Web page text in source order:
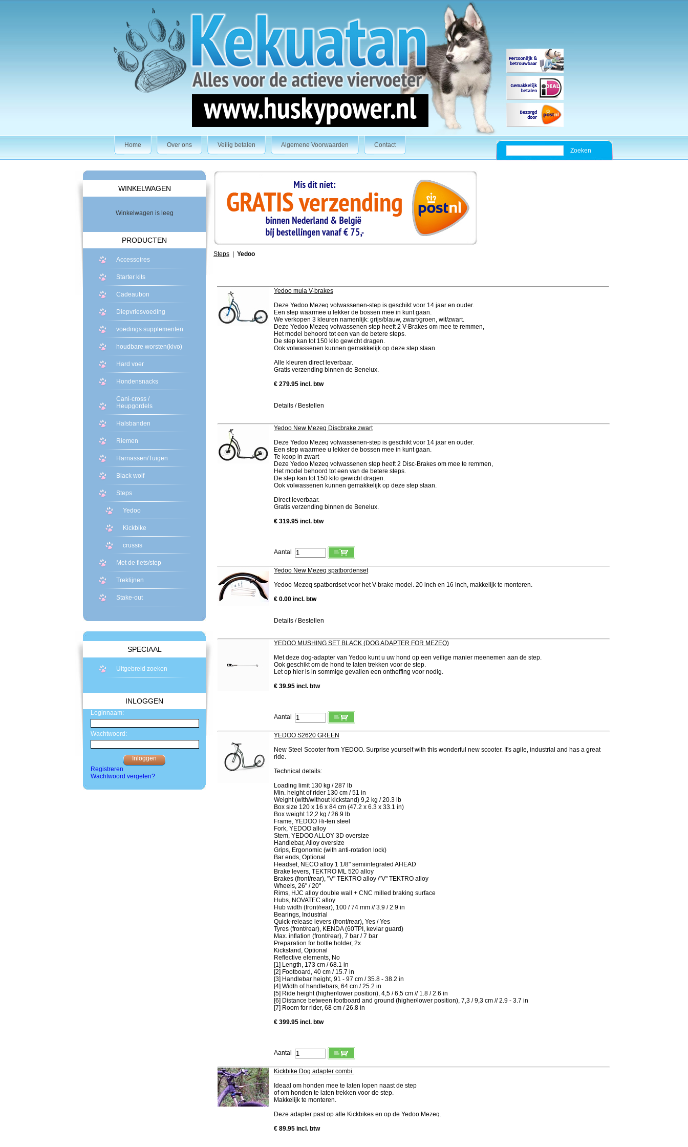
Home Over ons Veilig betalen Algemene Voorwaarden Contact
WINKELWAGEN
Winkelwagen is leeg
PRODUCTEN
Accessoires
Starter kits
Cadeaubon
Diepvriesvoeding
voedings supplementen
houdbare worsten(kivo)
Hard voer
Hondensnacks
Cani-cross /
Heupgordels
Halsbanden
Riemen
Harnassen/Tuigen
Black wolf
Steps
Yedoo
Kickbike
crussis
Met de fiets/step
Treklijnen
Stake-out
SPECIAAL
Uitgebreid zoeken
INLOGGEN
Loginnaam:
Wachtwoord:
Registreren
Wachtwoord vergeten?
Steps Yedoo
Yedoo mula V-brakes
Deze Yedoo Mezeq volwassenen-step is geschikt voor 14 jaar en ouder.
Een step waarmee u lekker de bossen mee in kunt gaan.
We verkopen 3 kleuren namenlijk: grijs/blauw, zwart/groen, wit/zwart.
Deze Yedoo Mezeq volwassenen step heeft 2 V-Brakes om mee te remmen,
Het model behoord tot een van de betere steps.
De step kan tot 150 kilo gewicht dragen.
Ook volwassenen kunnen gemakkelijk op deze step staan.
Alle kleuren direct leverbaar.
Gratis verzending binnen de Benelux.
€ 279.95 incl. btw
Details / Bestellen
Yedoo New Mezeq Discbrake zwart
Deze Yedoo Mezeq volwassenen-step is geschikt voor 14 jaar en ouder.
Een step waarmee u lekker de bossen mee in kunt gaan.
Te koop in zwart
Deze Yedoo Mezeq volwassenen step heeft 2 Disc-Brakes om mee te remmen,
Het model behoord tot een van de betere steps.
De step kan tot 150 kilo gewicht dragen.
Ook volwassenen kunnen gemakkelijk op deze step staan.
Direct leverbaar.
Gratis verzending binnen de Benelux.
€ 319.95 incl. btw
Aantal
Yedoo New Mezeq spatbordenset
Yedoo Mezeq spatbordset voor het V-brake model. 20 inch en 16 inch, makkelijk te monteren.
€ 0.00 incl. btw
Details / Bestellen
YEDOO MUSHING SET BLACK (DOG ADAPTER FOR MEZEQ)
Met deze dog-adapter van Yedoo kunt u uw hond op een veilige manier meenemen aan de step.
Ook geschikt om de hond te laten trekken voor de step.
Let op hier is in sommige gevallen een ontheffing voor nodig.
€ 39.95 incl. btw
Aantal
YEDOO S2620 GREEN
New Steel Scooter from YEDOO. Surprise yourself with this wonderful new scooter. It's agile, industrial and has a great
ride.
Technical details:
Loading limit 130 kg / 287 lb
Min. height of rider 130 cm / 51 in
Weight (with/without kickstand) 9,2 kg / 20.3 lb
Box size 120 x 16 x 84 cm (47.2 x 6.3 x 33.1 in)
Box weight 12,2 kg / 26.9 lb
Frame, YEDOO Hi-ten steel
Fork, YEDOO alloy
Stem, YEDOO ALLOY 3D oversize
Handlebar, Alloy oversize
Grips, Ergonomic (with anti-rotation lock)
Bar ends, Optional
Headset, NECO alloy 1 1/8" semiintegrated AHEAD
Brake levers, TEKTRO ML 520 alloy
Brakes (front/rear), "V" TEKTRO alloy /"V" TEKTRO alloy
Wheels, 26" / 20"
Rims, HJC alloy double wall + CNC milled braking surface
Hubs, NOVATEC alloy
Hub width (front/rear), 100 / 74 mm // 3.9 / 2.9 in
Bearings, Industrial
Quick-release levers (front/rear), Yes / Yes
Tyres (front/rear), KENDA (60TPI, kevlar guard)
Max. inflation (front/rear), 7 bar / 7 bar
Preparation for bottle holder, 2x
Kickstand, Optional
Reflective elements, No
[1] Length, 173 cm / 68.1 in
[2] Footboard, 40 cm / 15.7 in
[3] Handlebar height, 91 - 97 cm / 35.8 - 38.2 in
[4] Width of handlebars, 64 cm / 25.2 in
[5] Ride height (higher/lower position), 4,5 / 6,5 cm // 1.8 / 2.6 in
[6] Distance between footboard and ground (higher/lower position), 7,3 / 9,3 cm // 2.9 - 3.7 in
[7] Room for rider, 68 cm / 26.8 in
€ 399.95 incl. btw
Aantal
Kickbike Dog adapter combi.
Ideaal om honden mee te laten lopen naast de step
of om honden te laten trekken voor de step.
Makkelijk te monteren.
Deze adapter past op alle Kickbikes en op de Yedoo Mezeq.
€ 89.95 incl. btw